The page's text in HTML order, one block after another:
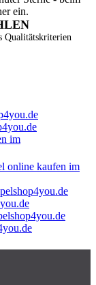
Qualitätskriterien